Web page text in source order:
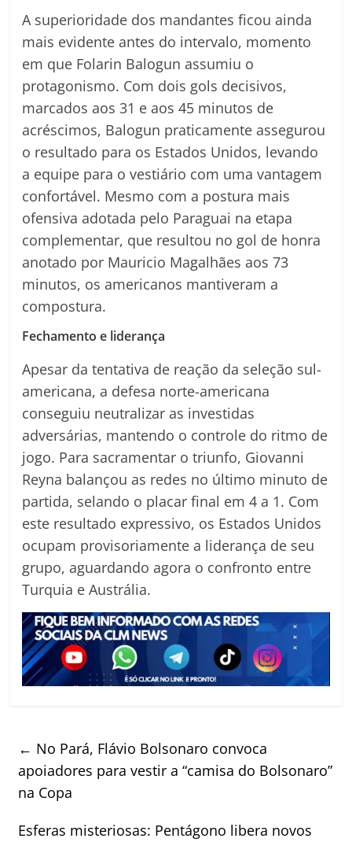
A superioridade dos mandantes ficou ainda
mais evidente antes do intervalo, momento
em que Folarin Balogun assumiu o
protagonismo. Com dois gols decisivos,
marcados aos 31 e aos 45 minutos de
acréscimos, Balogun praticamente assegurou
o resultado para os Estados Unidos, levando
a equipe para o vestiário com uma vantagem
confortável. Mesmo com a postura mais
ofensiva adotada pelo Paraguai na etapa
complementar, que resultou no gol de honra
anotado por Mauricio Magalhães aos 73
minutos, os americanos mantiveram a
compostura.
Fechamento e liderança
Apesar da tentativa de reação da seleção sul-
americana, a defesa norte-americana
conseguiu neutralizar as investidas
adversárias, mantendo o controle do ritmo de
jogo. Para sacramentar o triunfo, Giovanni
Reyna balançou as redes no último minuto de
partida, selando o placar final em 4 a 1. Com
este resultado expressivo, os Estados Unidos
ocupam provisoriamente a liderança de seu
grupo, aguardando agora o confronto entre
Turquia e Austrália.
← No Pará, Flávio Bolsonaro convoca
apoiadores para vestir a “camisa do Bolsonaro”
na Copa
Esferas misteriosas: Pentágono libera novos